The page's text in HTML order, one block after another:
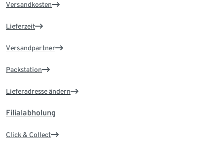
Versandkosten
Lieferzeit
Versandpartner
Packstation
Lieferadresse ändern
Filialabholung
Click & Collect